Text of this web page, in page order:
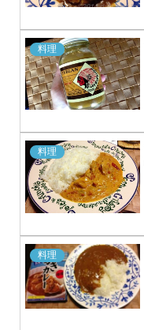
料理
料理
料理